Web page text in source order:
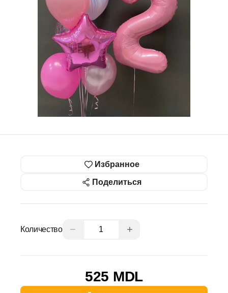
Избранное
Поделиться
Количество − +
525 MDL